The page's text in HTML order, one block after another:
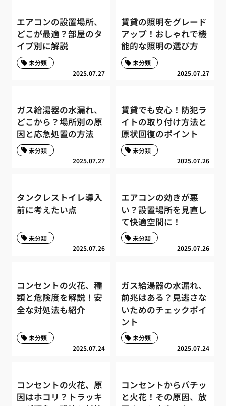
エアコンの設置場所、
どこが最適？部屋のタ
イプ別に解説
2025.07.27
未分類
賃貸の照明をグレード
アップ！おしゃれで機
能的な照明の選び方
2025.07.27
未分類
ガス給湯器の水漏れ、
どこから？場所別の原
因と応急処置の方法
2025.07.27
未分類
賃貸でも安心！防犯ラ
イトの取り付け方法と
原状回復のポイント
2025.07.26
未分類
タンクレストイレ導入
前に考えたい点
2025.07.26
未分類
エアコンの効きが悪
い？設置場所を見直し
て快適空間に！
2025.07.26
未分類
コンセントの火花、種
類と危険度を解説！安
全な対処法も紹介
2025.07.24
未分類
ガス給湯器の水漏れ、
前兆はある？見逃さな
いためのチェックポイ
ント
2025.07.24
未分類
コンセントの火花、原
因はホコリ？トラッキ
コンセントからパチッ
と火花！その原因、放